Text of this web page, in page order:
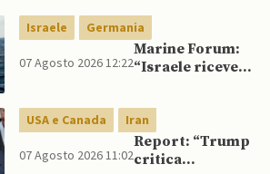
Israele Germania
07 Agosto 2026 12:22
Marine Forum:
“Israele riceve
sottomarino INS
Drakon dopo 14
anni”
USA e Canada Iran
07 Agosto 2026 11:02
Report: “Trump
critica